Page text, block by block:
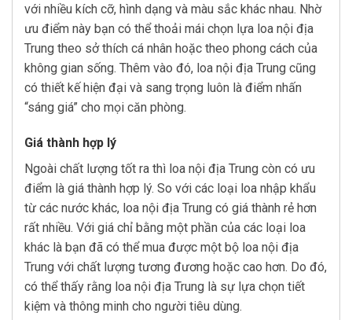
với nhiều kích cỡ, hình dạng và màu sắc khác nhau. Nhờ
ưu điểm này bạn có thể thoải mái chọn lựa loa nội địa
Trung theo sở thích cá nhân hoặc theo phong cách của
không gian sống. Thêm vào đó, loa nội địa Trung cũng
có thiết kế hiện đại và sang trọng luôn là điểm nhấn
“sáng giá” cho mọi căn phòng.
Giá thành hợp lý
Ngoài chất lượng tốt ra thì loa nội địa Trung còn có ưu
điểm là giá thành hợp lý. So với các loại loa nhập khẩu
từ các nước khác, loa nội địa Trung có giá thành rẻ hơn
rất nhiều. Với giá chỉ bằng một phần của các loại loa
khác là bạn đã có thể mua được một bộ loa nội địa
Trung với chất lượng tương đương hoặc cao hơn. Do đó,
có thể thấy rằng loa nội địa Trung là sự lựa chọn tiết
kiệm và thông minh cho người tiêu dùng.